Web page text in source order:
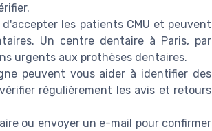
les patients CMU et peuvent
Un centre dentaire à Paris, par
urgents aux prothèses dentaires.
peuvent vous aider à identifier des
régulièrement les avis et retours
ou envoyer un e-mail pour confirmer